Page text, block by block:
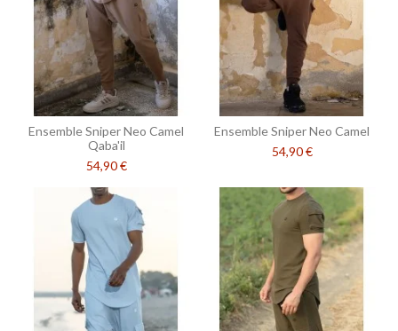
Ensemble Sniper Neo Camel
Qaba'il
54,90 €
Ensemble Sniper Neo Camel
54,90 €